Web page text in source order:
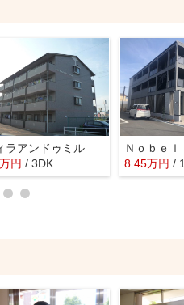
ラアンドゥミル
円 / 3DK 8.45万円 /